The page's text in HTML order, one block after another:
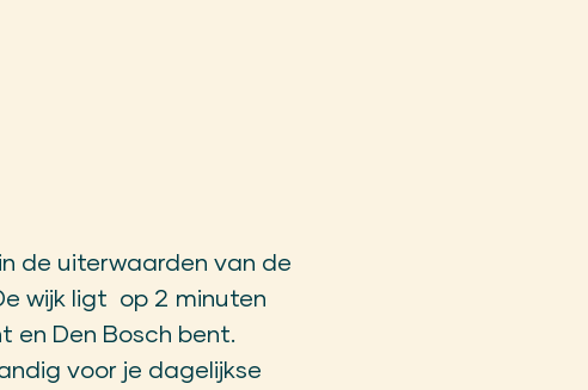
de uiterwaarden van de
wijk ligt op 2 minuten
en Den Bosch bent.
voor je dagelijkse